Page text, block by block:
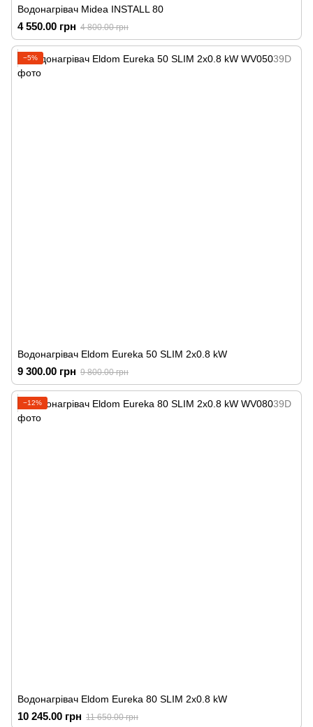
Водонагрівач Midea INSTALL 80
4 550.00 грн 4 800.00 грн
−5%
Водонагрівач Eldom Eureka 50 SLIM 2x0.8 kW
9 300.00 грн 9 800.00 грн
−12%
Водонагрівач Eldom Eureka 80 SLIM 2x0.8 kW
10 245.00 грн 11 650.00 грн